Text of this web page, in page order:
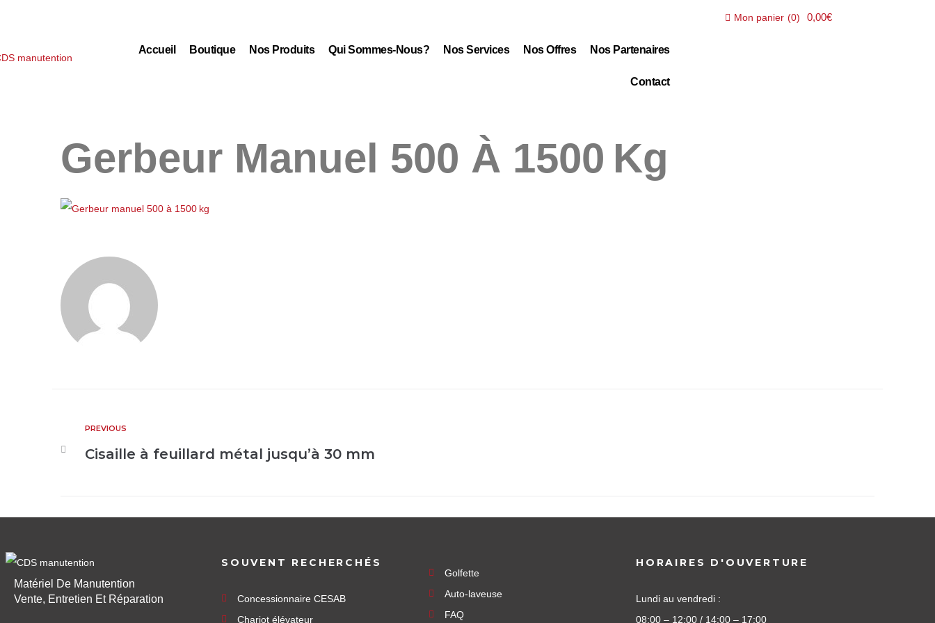
Accueil Boutique Nos Produits Qui Sommes-Nous? Nos Services Nos Offres Nos Partenaires
Contact
Mon panier (0) 0,00€
Gerbeur Manuel 500 À 1500 Kg
PREVIOUS
Cisaille à feuillard métal jusqu’à 30 mm
Matériel De Manutention
Vente, Entretien Et Réparation
SOUVENT RECHERCHÉS
Concessionnaire CESAB
Chariot élévateur
Golfette
Auto-laveuse
FAQ
HORAIRES D'OUVERTURE
Lundi au vendredi :
08:00 – 12:00 / 14:00 – 17:00